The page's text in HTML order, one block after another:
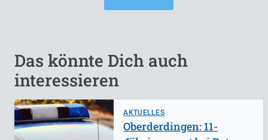
Das könnte Dich auch
interessieren
AKTUELLES
Oberderdingen: 11-